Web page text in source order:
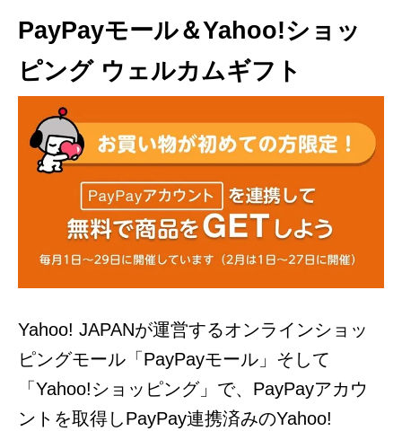
PayPayモール＆Yahoo!ショッ
ピング ウェルカムギフト
Yahoo! JAPANが運営するオンラインショッ
ピングモール「PayPayモール」そして
「Yahoo!ショッピング」で、PayPayアカウ
ントを取得しPayPay連携済みのYahoo!